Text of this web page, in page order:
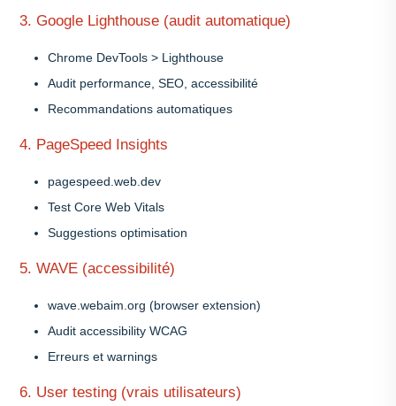
3. Google Lighthouse (audit automatique)
Chrome DevTools > Lighthouse
Audit performance, SEO, accessibilité
Recommandations automatiques
4. PageSpeed Insights
pagespeed.web.dev
Test Core Web Vitals
Suggestions optimisation
5. WAVE (accessibilité)
wave.webaim.org (browser extension)
Audit accessibility WCAG
Erreurs et warnings
6. User testing (vrais utilisateurs)